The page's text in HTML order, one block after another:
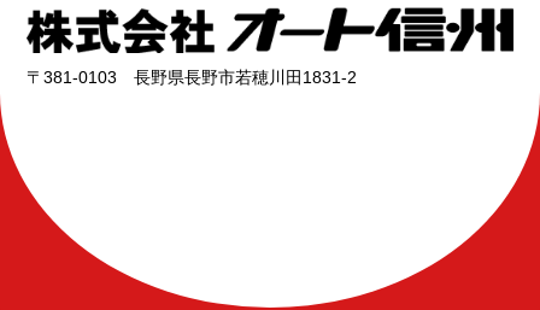
〒381-0103 長野県長野市若穂川田1831-2